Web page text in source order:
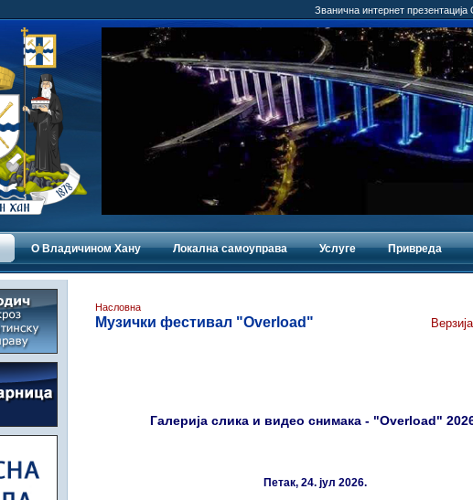
Званична интернет
О Владичинoм Хану Локална самоуправа Услуге Привреда
Насловна
Музички фестивал "Overload"
Галерија слика и видео снимака - "Overload"
Петак, 24. јул 2026.